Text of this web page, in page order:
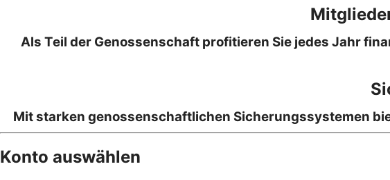
Als Teil der Genossenschaft profitieren Sie jedes Jahr
Mit starken genossenschaftlichen Sicherungssystemen
Konto auswählen